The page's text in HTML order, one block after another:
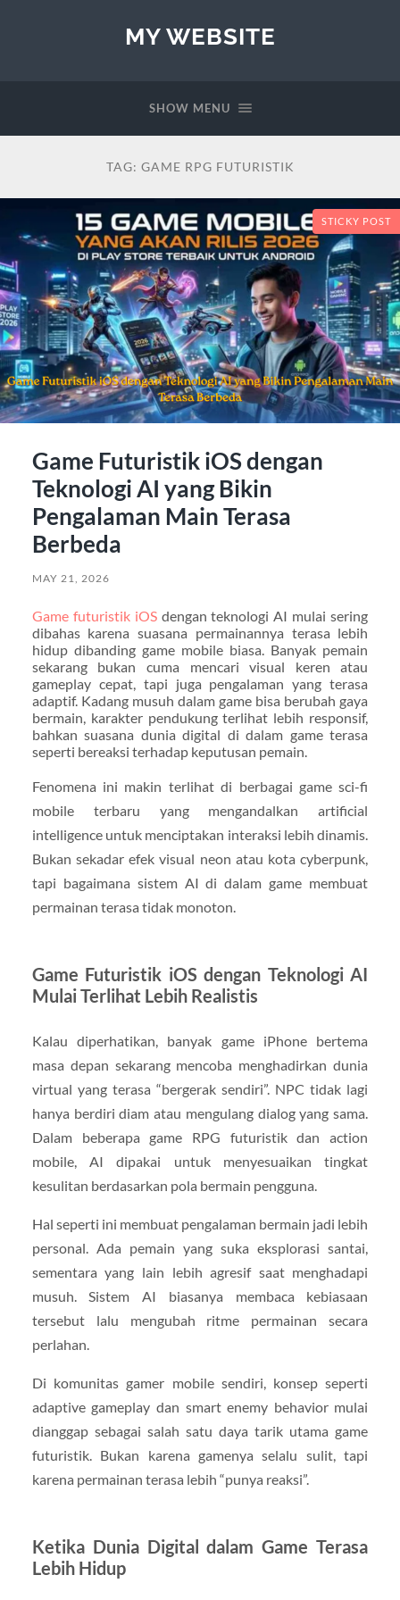
MY WEBSITE
SHOW MENU
TAG: GAME RPG FUTURISTIK
STICKY POST
Game Futuristik iOS dengan
Teknologi AI yang Bikin
Pengalaman Main Terasa
Berbeda
MAY 21, 2026
Game futuristik iOSdengan teknologi AI mulai sering
dibahas karena suasana permainannya terasa lebih
hidup dibanding game mobile biasa. Banyak pemain
sekarang bukan cuma mencari visual keren atau
gameplay cepat, tapi juga pengalaman yang terasa
adaptif. Kadang musuh dalam game bisa berubah gaya
bermain, karakter pendukung terlihat lebih responsif,
bahkan suasana dunia digital di dalam game terasa
seperti bereaksi terhadap keputusan pemain.
Fenomena ini makin terlihat di berbagai game sci-fi
mobile terbaru yang mengandalkan artificial
intelligence untuk menciptakan interaksi lebih dinamis.
Bukan sekadar efek visual neon atau kota cyberpunk,
tapi bagaimana sistem AI di dalam game membuat
permainan terasa tidak monoton.
Game Futuristik iOS dengan Teknologi AI
Mulai Terlihat Lebih Realistis
Kalau diperhatikan, banyak game iPhone bertema
masa depan sekarang mencoba menghadirkan dunia
virtual yang terasa “bergerak sendiri”. NPC tidak lagi
hanya berdiri diam atau mengulang dialog yang sama.
Dalam beberapa game RPG futuristik dan action
mobile, AI dipakai untuk menyesuaikan tingkat
kesulitan berdasarkan pola bermain pengguna.
Hal seperti ini membuat pengalaman bermain jadi lebih
personal. Ada pemain yang suka eksplorasi santai,
sementara yang lain lebih agresif saat menghadapi
musuh. Sistem AI biasanya membaca kebiasaan
tersebut lalu mengubah ritme permainan secara
perlahan.
Di komunitas gamer mobile sendiri, konsep seperti
adaptive gameplay dan smart enemy behavior mulai
dianggap sebagai salah satu daya tarik utama game
futuristik. Bukan karena gamenya selalu sulit, tapi
karena permainan terasa lebih “punya reaksi”.
Ketika Dunia Digital dalam Game Terasa
Lebih Hidup